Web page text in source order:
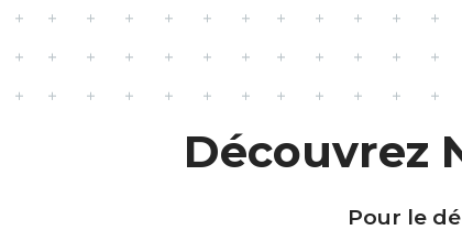
Découvrez
Pour le